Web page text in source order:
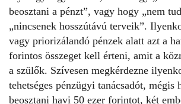
beosztani a pénzt”, vagy hogy „nem
„nincsenek hosszútávú terveik”.
vagy priorizálandó pénzek alatt azt a
forintos összeget kell érteni, amit a
a szülők. Szívesen megkérdezne
tehetséges pénzügyi tanácsadót, mégis
beosztani havi 50 ezer forintot, két